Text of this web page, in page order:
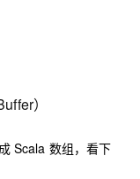
）
Scala 数组，看下